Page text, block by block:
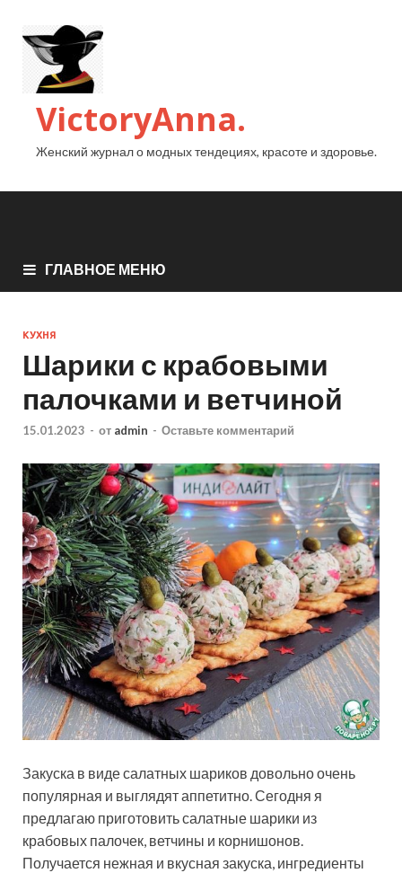
VictoryAnna.
Женский журнал о модных тендециях, красоте и здоровье.
ГЛАВНОЕ МЕНЮ
КУХНЯ
Шарики с крабовыми
палочками и ветчиной
15.01.2023 - от admin - Оставьте комментарий
Закуска в виде салатных шариков довольно очень
популярная и выглядят аппетитно. Сегодня я
предлагаю приготовить салатные шарики из
крабовых палочек, ветчины и корнишонов.
Получается нежная и вкусная закуска, ингредиенты